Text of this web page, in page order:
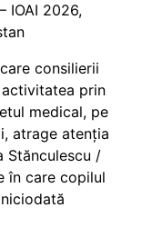
IOAI 2026,
consilierii
prin
medical, pe
atrage atenția
Stănculescu /
în care copilul